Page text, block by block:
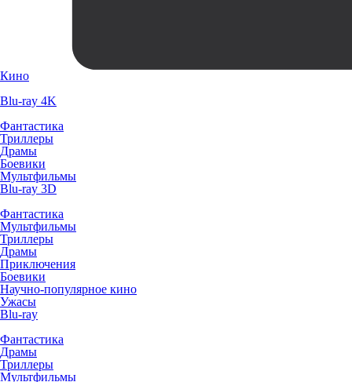
Кино
Blu-ray 4K
Фантастика
Триллеры
Драмы
Боевики
Мультфильмы
Blu-ray 3D
Фантастика
Мультфильмы
Триллеры
Драмы
Приключения
Боевики
Научно-популярное кино
Ужасы
Blu-ray
Фантастика
Драмы
Триллеры
Мультфильмы